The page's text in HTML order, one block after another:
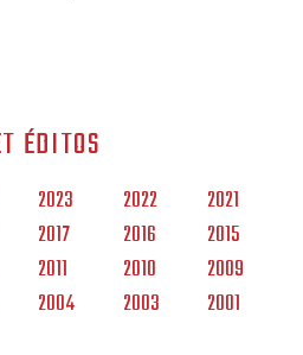
ÉDITOS
2023 2022
2021
2017 2016
2015
2011 2010
2009
2004 2003
2001